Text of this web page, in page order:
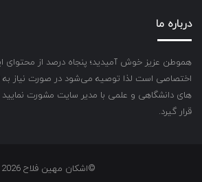
درباره ما
هموطن عزیز خوش آمیدید؛ پنجاه درصد از محتوای
اختصاصی است لذا توصیه می‌شود در صورت نیاز به
های دانشگاهی و علمی با مدیر سایت مشورت نمایید
قرار گیرد.
©اشکان مهین فلاح 2026